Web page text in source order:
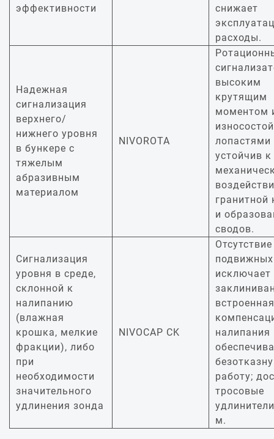
эффективности
снижает
расходы.
Надежная
сигнализация
верхнего/
нижнего уровня
в бункере с
тяжелым
абразивным
материалом
NIVOROTA
высоким
крутящим
моментом
лопастями
устойчив к
гранитной
и
сводов.
Сигнализация
уровня в среде,
склонной к
налипанию
(влажная
крошка, мелкие
фракции), либо
при
необходимости
значительного
удлинения зонда
NIVOCAP CK
Отсутствие
подвижных
исключает
встроенная
налипания
работу;
тросовые
м.